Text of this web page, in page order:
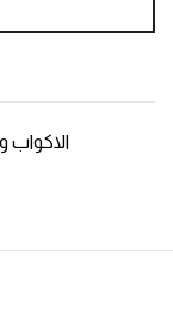
الاكواب